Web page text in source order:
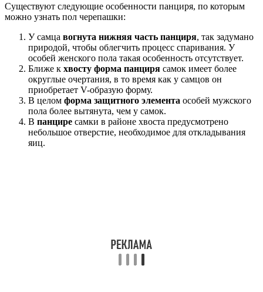
Существуют следующие особенности панциря, по которым
можно узнать пол черепашки:
У самца вогнута нижняя часть панциря, так задумано
природой, чтобы облегчить процесс спаривания. У
особей женского пола такая особенность отсутствует.
Ближе к хвосту форма панциря самок имеет более
округлые очертания, в то время как у самцов он
приобретает V-образую форму.
В целом форма защитного элемента особей мужского
пола более вытянута, чем у самок.
В панцире самки в районе хвоста предусмотрено
небольшое отверстие, необходимое для откладывания
яиц.